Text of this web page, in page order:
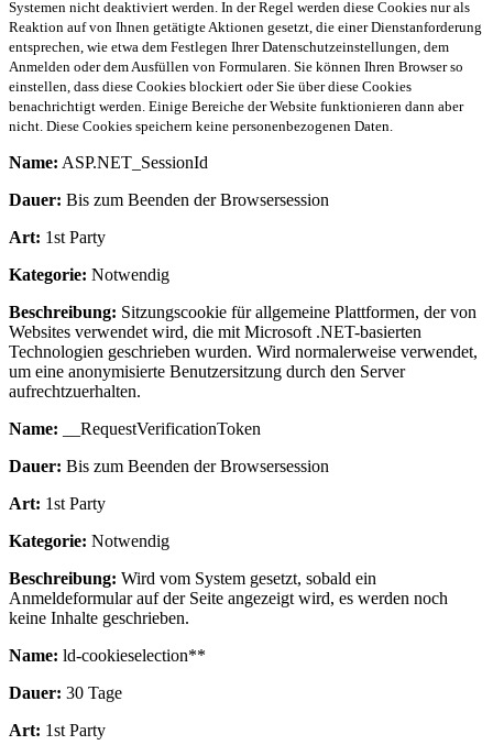
Systemen nicht deaktiviert werden. In der Regel werden diese Cookies nur als
Reaktion auf von Ihnen getätigte Aktionen gesetzt, die einer Dienstanforderung
entsprechen, wie etwa dem Festlegen Ihrer Datenschutzeinstellungen, dem
Anmelden oder dem Ausfüllen von Formularen. Sie können Ihren Browser so
einstellen, dass diese Cookies blockiert oder Sie über diese Cookies
benachrichtigt werden. Einige Bereiche der Website funktionieren dann aber
nicht. Diese Cookies speichern keine personenbezogenen Daten.
Name: ASP.NET_SessionId
Dauer: Bis zum Beenden der Browsersession
Art: 1st Party
Kategorie: Notwendig
Beschreibung: Sitzungscookie für allgemeine Plattformen, der von
Websites verwendet wird, die mit Microsoft .NET-basierten
Technologien geschrieben wurden. Wird normalerweise verwendet,
um eine anonymisierte Benutzersitzung durch den Server
aufrechtzuerhalten.
Name: __RequestVerificationToken
Dauer: Bis zum Beenden der Browsersession
Art: 1st Party
Kategorie: Notwendig
Beschreibung: Wird vom System gesetzt, sobald ein
Anmeldeformular auf der Seite angezeigt wird, es werden noch
keine Inhalte geschrieben.
Name: ld-cookieselection**
Dauer: 30 Tage
Art: 1st Party